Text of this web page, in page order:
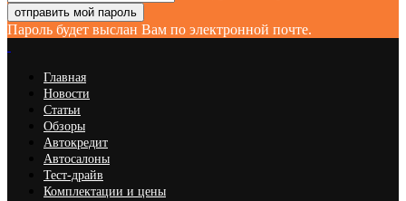
Пароль будет выслан Вам по электронной почте.
Главная
Новости
Статьи
Обзоры
Автокредит
Автосалоны
Тест-драйв
Комплектации и цены